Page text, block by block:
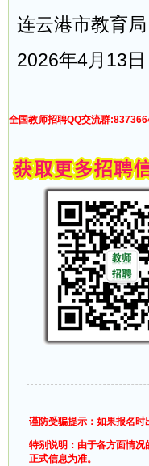
连云港市教育局
2026年4月13日
全国教师招聘QQ交流群
谨防受骗提示：如果报名
特别说明：由于各方面情
正式信息为准。